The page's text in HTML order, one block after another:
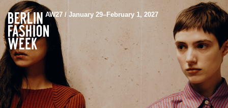
AW27 / January 29–February 1, 2027